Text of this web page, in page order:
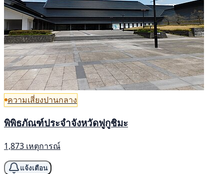
ความเสี่ยงปานกลาง
พิพิธภัณฑ์ประจำจังหวัดฟูกูชิมะ
1,873 เหตุการณ์
แจ้งเตือน